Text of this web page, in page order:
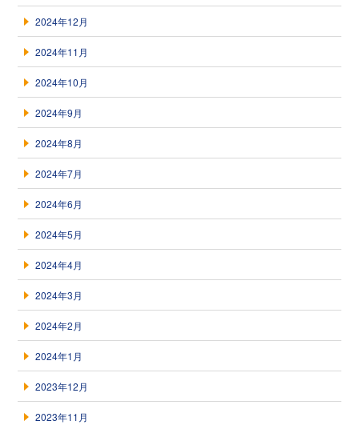
2024年12月
2024年11月
2024年10月
2024年9月
2024年8月
2024年7月
2024年6月
2024年5月
2024年4月
2024年3月
2024年2月
2024年1月
2023年12月
2023年11月